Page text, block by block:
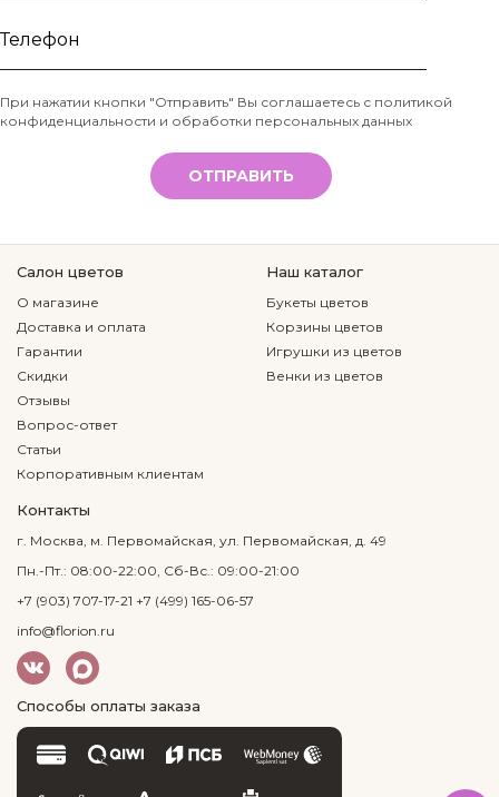
Ваше
Телефон
*
При нажатии кнопки "Отправить" Вы соглашаетесь с политикой
конфиденциальности и обработки персональных данных
ОТПРАВИТЬ
Салон цветов
О магазине
Доставка и оплата
Гарантии
Скидки
Отзывы
Вопрос-ответ
Статьи
Корпоративным клиентам
Наш каталог
Букеты цветов
Корзины цветов
Игрушки из цветов
Венки из цветов
Контакты
г. Москва, м. Первомайская, ул. Первомайская, д. 49
Пн.-Пт.: 08:00-22:00, Сб-Вс.: 09:00-21:00
+7 (903) 707-17-21 +7 (499) 165-06-57
info@florion.ru
Способы оплаты заказа